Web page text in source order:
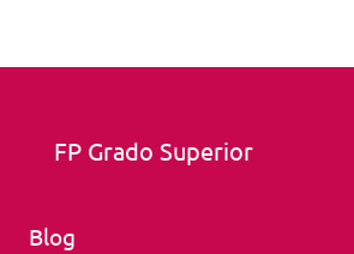
FP Grado Superior
Blog